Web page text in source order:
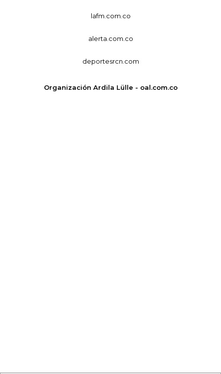
lafm.com.co
alerta.com.co
deportesrcn.com
Organización Ardila Lülle - oal.com.co